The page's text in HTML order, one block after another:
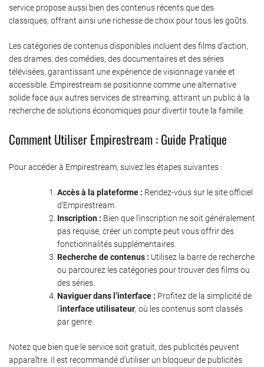
service propose aussi bien des contenus récents que des
classiques, offrant ainsi une richesse de choix pour tous les goûts.
Les catégories de contenus disponibles incluent des films d’action,
des drames, des comédies, des documentaires et des séries
télévisées, garantissant une expérience de visionnage variée et
accessible. Empirestream se positionne comme une alternative
solide face aux autres services de streaming, attirant un public à la
recherche de solutions économiques pour divertir toute la famille.
Comment Utiliser Empirestream : Guide Pratique
Pour accéder à Empirestream, suivez les étapes suivantes :
Accès à la plateforme : Rendez-vous sur le site officiel
d’Empirestream.
Inscription : Bien que l’inscription ne soit généralement
pas requise, créer un compte peut vous offrir des
fonctionnalités supplémentaires.
Recherche de contenus : Utilisez la barre de recherche
ou parcourez les catégories pour trouver des films ou
des séries.
Naviguer dans l’interface : Profitez de la simplicité de
l’interface utilisateur, où les contenus sont classés
par genre.
Notez que bien que le service soit gratuit, des publicités peuvent
apparaître. Il est recommandé d’utiliser un bloqueur de publicités